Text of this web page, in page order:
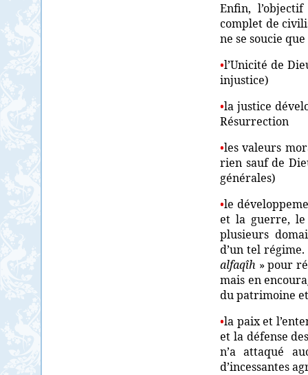
Enfin,
complet de
ne se soucie
•l’Unicité de
injustice)
•la justice
Résurrection
•les valeurs
rien sauf de
générales)
•le
et la guerre, le
plusieurs
d’un tel
alfaqîh » pour
mais en
du patrimoine
•la paix et
et la défense
n’a attaqué
d’incessantes